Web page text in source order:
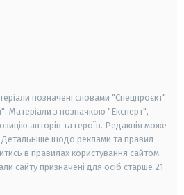
позначені словами "Спецпроєкт"
Матеріали з позначкою "Експерт",
авторів та героїв. Редакція може
Детальніше щодо реклами та правил
в правилах користування сайтом.
сайту призначені для осіб старше 21